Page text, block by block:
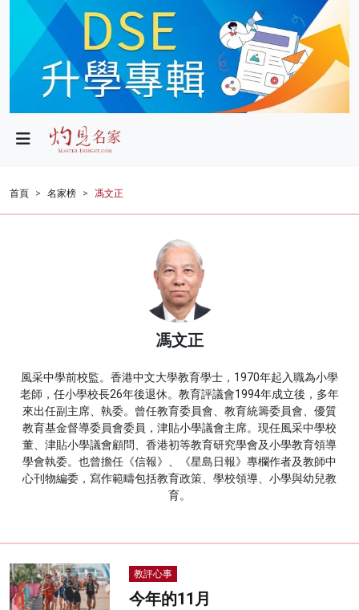
政局
財經
生活
名家榜
灼見活動
關於我們
首頁 名家榜 馮文正
馮文正
風采中學前校監。香港中文大學教育學士，1970年起入職為小學
老師，任小學校長26年後退休。教育評議會1994年成立後，多年
來出任副主席、執委。曾任教育委員會、教育統籌委員會、優質
教育基金督導委員會委員，津貼小學議會主席。現任風采中學校
董、津貼小學議會顧問、香港初等教育研究學會及小學教育領導
學會執委。也曾擔任《信報》、《星島日報》專欄作者及教師中
心刊物編委，寫作範疇包括教育政策、學校領導、小學與幼兒教
育。
教評心事
今年的11月